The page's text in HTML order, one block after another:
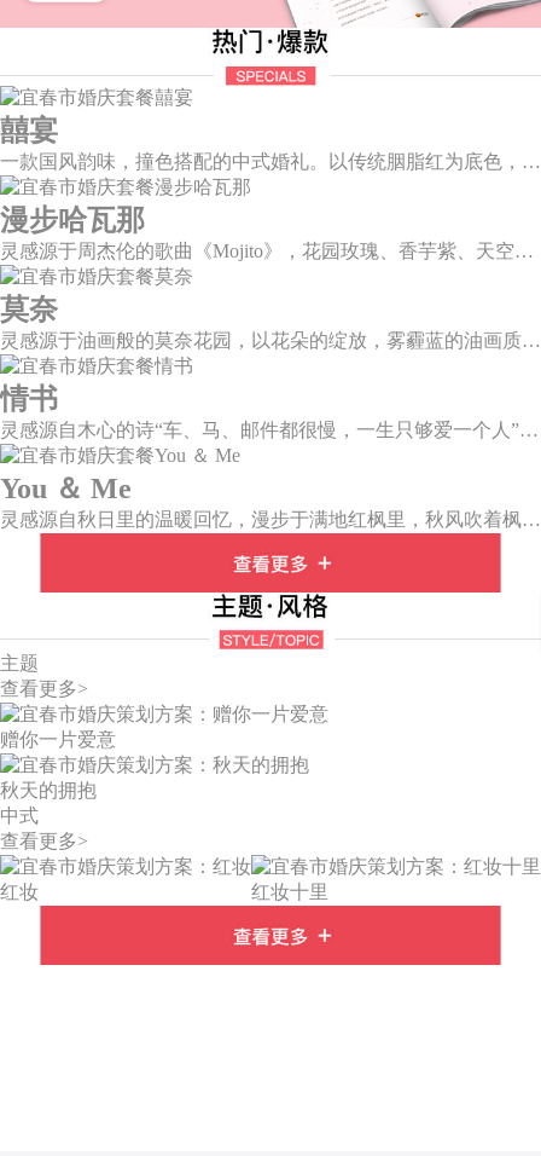
囍宴
一款国风韵味，撞色搭配的中式婚礼。以传统胭脂红为底色，黛蓝色花鸟点缀其中，热情的红色和低调的古风书画色相辅相成。
漫步哈瓦那
灵感源于周杰伦的歌曲《Mojito》，花园玫瑰、香芋紫、天空蓝等色彩碰撞出的热带风情，在多层次空间下大方异域光彩。因为遇见了爱情，整个世界都变得五彩斑斓。
莫奈
灵感源于油画般的莫奈花园，以花朵的绽放，雾霾蓝的油画质感打造，簇拥着花房的精美花艺点缀。在这幽静美好的方寸之地，浪漫正在生长和蔓延，直至永恒。
情书
灵感源自木心的诗“车、马、邮件都很慢，一生只够爱一个人”。那是一个情书里的年代，见字如面，纸短情长，想为你再写一纸情书，一字一句掂量，把文字写成我思念的模样。
You ＆ Me
灵感源自秋日里的温暖回忆，漫步于满地红枫里，秋风吹着枫叶飒飒作响，我看着漫天的霞光，脑海里灵感渐渐浮现，希望绘出一场如秋意般温柔的婚礼，将所有的美好定格于此。
主题
查看更多>
赠你一片爱意
秋天的拥抱
中式
查看更多>
红妆 红妆十里